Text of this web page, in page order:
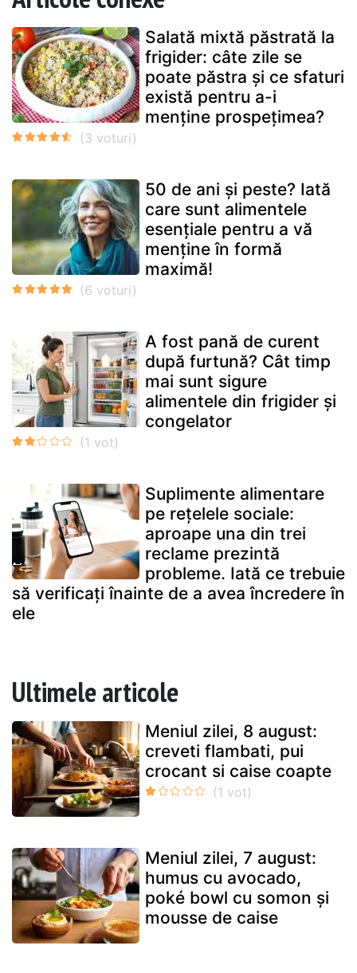
Salată mixtă păstrată la
frigider: câte zile se
poate păstra și ce sfaturi
există pentru a-i
menține prospețimea?
50 de ani și peste? Iată
care sunt alimentele
esențiale pentru a vă
menține în formă
maximă!
A fost pană de curent
după furtună? Cât timp
mai sunt sigure
alimentele din frigider și
congelator
Suplimente alimentare
pe rețelele sociale:
aproape una din trei
reclame prezintă
probleme. Iată ce trebuie
să verificați înainte de a avea încredere în
ele
Ultimele articole
Meniul zilei, 8 august:
creveti flambati, pui
crocant si caise coapte
Meniul zilei, 7 august:
humus cu avocado,
poké bowl cu somon și
mousse de caise